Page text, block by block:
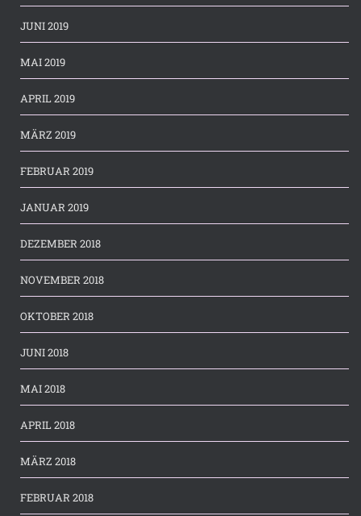
JUNI 2019
MAI 2019
APRIL 2019
MÄRZ 2019
FEBRUAR 2019
JANUAR 2019
DEZEMBER 2018
NOVEMBER 2018
OKTOBER 2018
JUNI 2018
MAI 2018
APRIL 2018
MÄRZ 2018
FEBRUAR 2018